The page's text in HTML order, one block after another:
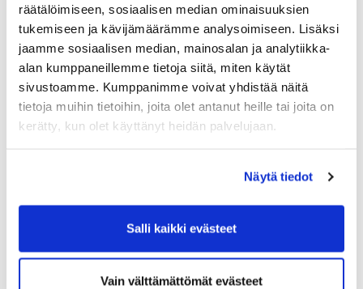
räätälöimiseen, sosiaalisen median ominaisuuksien
tukemiseen ja kävijämäärämme analysoimiseen. Lisäksi
jaamme sosiaalisen median, mainosalan ja analytiikka-
alan kumppaneillemme tietoja siitä, miten käytät
sivustoamme. Kumppanimme voivat yhdistää näitä
tietoja muihin tietoihin, joita olet antanut heille tai joita on
kerätty, kun olet käyttänyt heidän palvelujaan.
Näytä tiedot
Salli kaikki evästeet
Vain välttämättömät evästeet